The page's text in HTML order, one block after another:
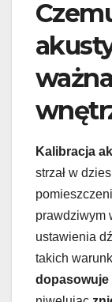
Kalibracja
strzał w
prawdziwym
ustawienia
takich
dopasowuje